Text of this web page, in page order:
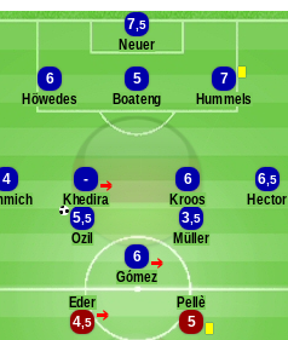
Banc des remplaçantsAllemagne
Stegen
Banc des remplaçantsItalie
7 ,5
Neuer
6
Höwedes
5
Boateng
7
Hummels
4
>
-
Khedira
6
Kroos
6 ,5
Hector
5 ,5
Özil
3 ,5
Müller
>
6
Gómez
5
Pellè
>
4 ,5
Eder